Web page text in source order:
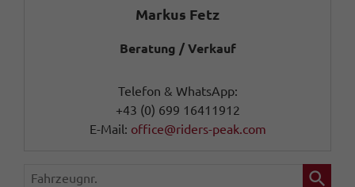
Markus Fetz
Beratung / Verkauf
Telefon & WhatsApp:
+43 (0) 699 16411912
E-Mail: office@riders-peak.com
Fahrzeugnr.